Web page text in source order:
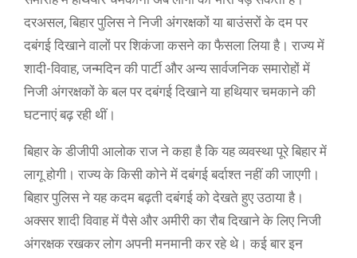
दरअसल, बिहार पुलिस ने निजी अंगरक्षकों या बाउंसरों के दम पर
दबंगई दिखाने वालों पर शिकंजा कसने का फैसला लिया है। राज्य में
शादी-विवाह, जन्मदिन की पार्टी और अन्य सार्वजनिक समारोहों में
निजी अंगरक्षकों के बल पर दबंगई दिखाने या हथियार चमकाने की
घटनाएं बढ़ रही थीं।
बिहार के डीजीपी आलोक राज ने कहा है कि यह व्यवस्था पूरे बिहार में
लागू होगी। राज्य के किसी कोने में दबंगई बर्दाश्त नहीं की जाएगी।
बिहार पुलिस ने यह कदम बढ़ती दबंगई को देखते हुए उठाया है।
अक्सर शादी विवाह में पैसे और अमीरी का रौब दिखाने के लिए निजी
अंगरक्षक रखकर लोग अपनी मनमानी कर रहे थे। कई बार इन